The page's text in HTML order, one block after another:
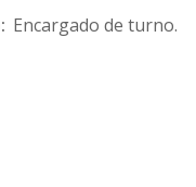
Encargado de turno.